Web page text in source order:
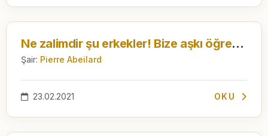
Ne zalimdir şu erkekler! Bize aşkı öğretirler, sonra çeker giderler. Biz ise hâlâ...
Şair: Pierre Abeilard
23.02.2021 OKU